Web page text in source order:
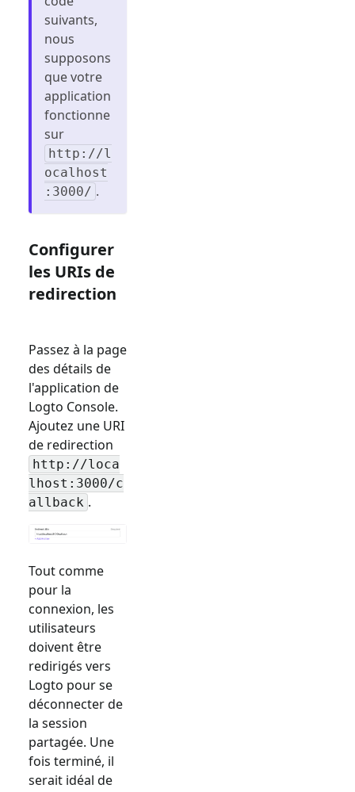
suivants,
nous
supposons
que votre
application
fonctionne
sur
http://l
ocalhost
:3000/ .
Configurer
les URIs de
redirection
Passez à la page
des détails de
l'application de
Logto Console.
Ajoutez une URI
de redirection
http://loca
lhost:3000/c
allback .
Tout comme
pour la
connexion, les
utilisateurs
doivent être
redirigés vers
Logto pour se
déconnecter de
la session
partagée. Une
fois terminé, il
serait idéal de